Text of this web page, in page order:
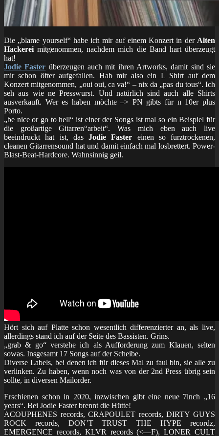
Die „blame yourself“ habe ich mir auf einem Konzert in der Alten
Hackerei mitgenommen, nachdem mich die Band hart überzeugt
hat!
Jodie Faster überzeugen auch mit ihren Artworks, damit sind sie
mir schon öfter aufgefallen. Hab mir also ein L Shirt auf dem
Konzert mitgenommen, „oui oui, ca va!“ – nix da „pas du tous“. Ich
seh aus wie ne Presswurst. Und natürlich sind auch alle Shirts
ausverkauft. Wer es haben möchte –> PN gibts für n 10er plus
Porto.
„be nice or go to hell“ ist einer der Songs ist mal so ein Beispiel für
die großartige Gitarren“arbeit“. Was mich eben auch live
beeindruckt hat ist, das Jodie Faster einen so furztrockenen,
cleanen Gitarrensound hat und damit einfach mal losbrettert. Power-
Blast-Beat-Hardcore. Wahnsinnig geil.
Hört sich auf Platte schon wesentlich differenzierter an, als live,
allerdings stand ich auf der Seite des Bassisten. Grins.
„grab & go“ verstehe ich als Aufforderung zum Klauen, selten
sowas. Insgesamt 17 Songs auf der Scheibe.
Diverse Labels, bei denen ich für dieses Mal zu faul bin, sie alle zu
verlinken. Zu haben, wenn noch was von der 2nd Press übrig sein
sollte, in diversen Mailorder.
Erschienen schon in 2020, inzwischen gibt eine neue 7inch „16
years“. Bei Jodie Faster brennt die Hütte!
ACOUPHENES records, CRAPOULET records, DIRTY GUYS
ROCK records, DON’T TRUST THE HYPE recordz,
EMERGENCE records, KLVR records (<—F), LONER CULT